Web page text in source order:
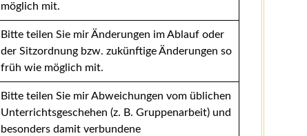
möglich mit.
Bitte teilen Sie mir Änderungen im Ablauf oder
der Sitzordnung bzw. zukünftige Änderungen so
früh wie möglich mit.
Bitte teilen Sie mir Abweichungen vom üblichen
Unterrichtsgeschehen (z. B. Gruppenarbeit) und
besonders damit verbundene